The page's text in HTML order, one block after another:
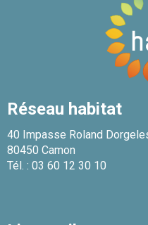
Réseau habitat
40 Impasse Roland
80450 Camon
Tél. : 03 60 12 30 10